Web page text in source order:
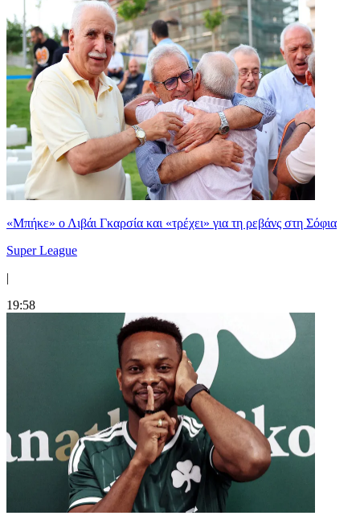
«Μπήκε» ο Λιβάι Γκαρσία και «τρέχει» για τη ρεβάνς στη Σόφια
Super League
|
19:58